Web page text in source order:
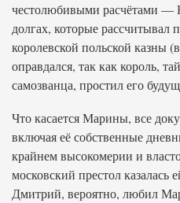
честолюбивыми расчётами
долгах, которые рассчитывал
королевской польской казны
оправдался, так как король,
самозванца, простил его
Что касается Марины, все
включая её собственные
крайнем высокомерии и
московский престол казалась
Дмитрий, вероятно, любил